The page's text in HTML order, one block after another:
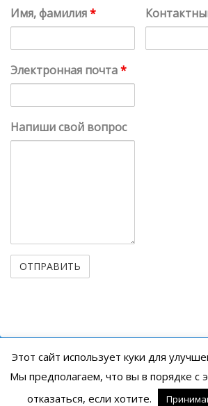
Имя, фамилия*
Электронная почта*
Напиши свой вопрос
© 2005 - 2018Servocontrol
Защищены
Этот сайт использует куки для
Мы предполагаем, что вы в порядке с
отказаться, если хотите.